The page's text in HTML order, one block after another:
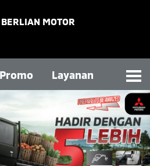
MOTOR
Promo Layanan